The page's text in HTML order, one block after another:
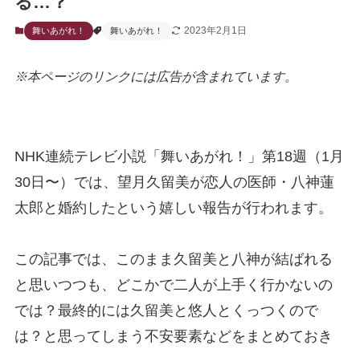
舞いあがれ！ 舞いあがれ！ 2023年2月1日
※本ページのリンクには広告が含まれています。
NHK連続テレビ小説「舞いあがれ！」第18週（1月
30日〜）では、望月久留美が恋人の医師・八神蓮
太郎と婚約したという嬉しい報告が行われます。
この記事では、このまま久留美と八神が結ばれる
と思いつつも、どこかで二人が上手く行かないの
では？最終的には久留美と悠人とくっつくので
は？と思ってしまう不安要素などをまとめておき